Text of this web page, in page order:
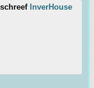
schreef InverHouse